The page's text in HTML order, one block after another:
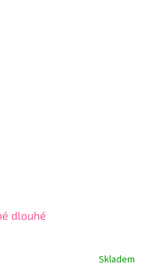
dlouhé
Skladem